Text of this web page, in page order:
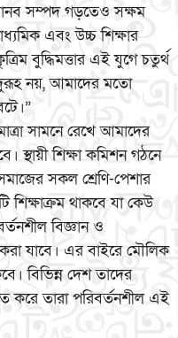
সম্পদ গড়তেও সক্ষম
এবং উচ্চ শিক্ষার
বুদ্ধিমত্তার এই যুগে চতুর্থ
নয়, আমাদের মতো
সামনে রেখে আমাদের
স্থায়ী শিক্ষা কমিশন গঠনে
সকল শ্রেণি-পেশার
থাকবে যা কেউ
বিজ্ঞান ও
যাবে। এর বাইরে মৌলিক
বিভিন্ন দেশ তাদের
করে তারা পরিবর্তনশীল এই